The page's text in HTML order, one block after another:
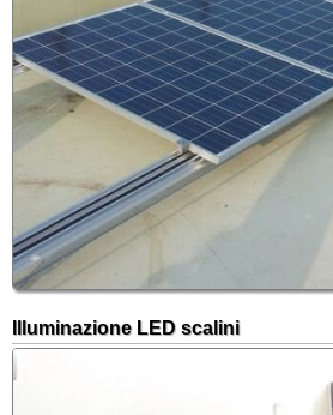
Illuminazione LED scalini